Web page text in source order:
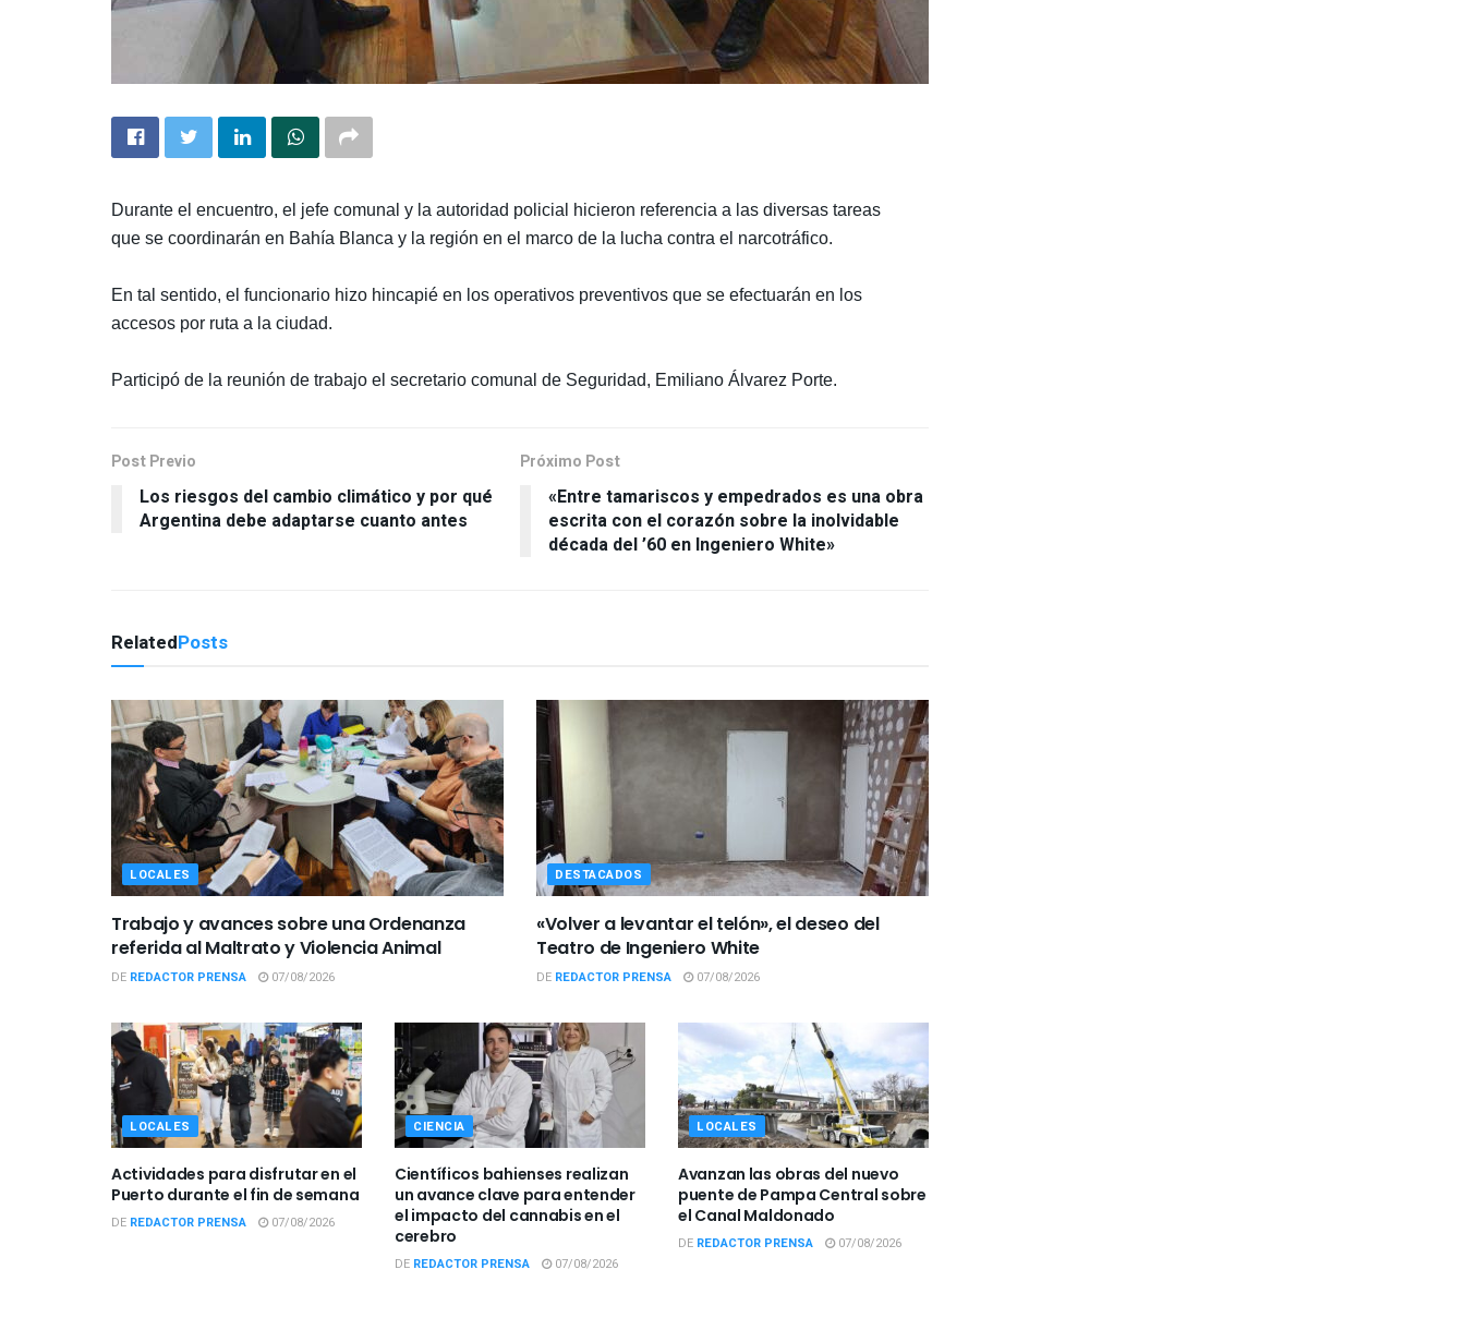
Durante el encuentro, el jefe comunal y la autoridad policial hicieron referencia a las diversas tareas
que se coordinarán en Bahía Blanca y la región en el marco de la lucha contra el narcotráfico.
En tal sentido, el funcionario hizo hincapié en los operativos preventivos que se efectuarán en los
accesos por ruta a la ciudad.
Participó de la reunión de trabajo el secretario comunal de Seguridad, Emiliano Álvarez Porte.
Post Previo
Los riesgos del cambio climático y por qué
Argentina debe adaptarse cuanto antes
Próximo Post
«Entre tamariscos y empedrados es una obra
escrita con el corazón sobre la inolvidable
década del ’60 en Ingeniero White»
RelatedPosts
LOCALES
Trabajo y avances sobre una Ordenanza
referida al Maltrato y Violencia Animal
DE REDACTOR PRENSA 07/08/2026
DESTACADOS
«Volver a levantar el telón», el deseo del
Teatro de Ingeniero White
DE REDACTOR PRENSA 07/08/2026
LOCALES
Actividades para disfrutar en el
Puerto durante el fin de semana
DE REDACTOR PRENSA 07/08/2026
CIENCIA
Científicos bahienses realizan
un avance clave para entender
el impacto del cannabis en el
cerebro
DE REDACTOR PRENSA 07/08/2026
LOCALES
Avanzan las obras del nuevo
puente de Pampa Central sobre
el Canal Maldonado
DE REDACTOR PRENSA 07/08/2026